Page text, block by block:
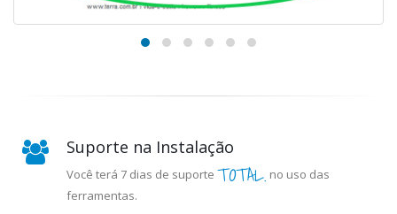
Suporte na Instalação
Você terá 7 dias de suporte TOTAL. no uso das
ferramentas.